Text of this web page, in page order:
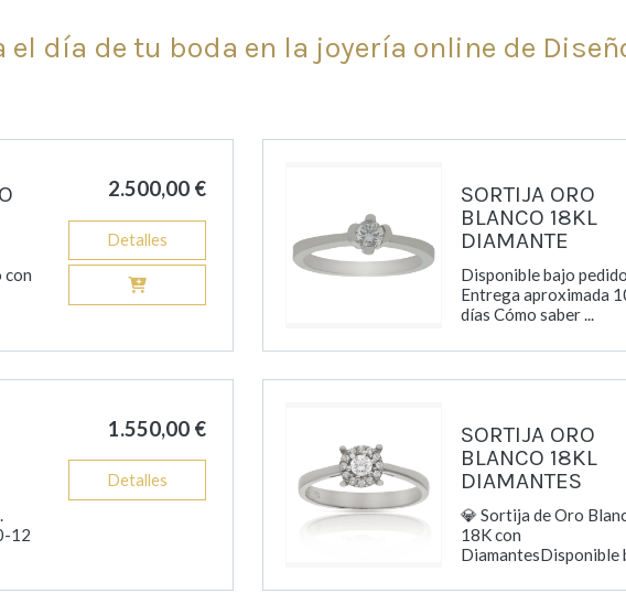
día de tu boda en la joyería online de
con
2.500,00 €
Detalles
SORTIJA ORO
BLANCO 18KL
DIAMANTE
Disponible bajo
Entrega aproximada
días Cómo saber ...
12
1.550,00 €
Detalles
SORTIJA ORO
BLANCO 18KL
DIAMANTES
💎 Sortija de Oro
18K con
DiamantesDisponible